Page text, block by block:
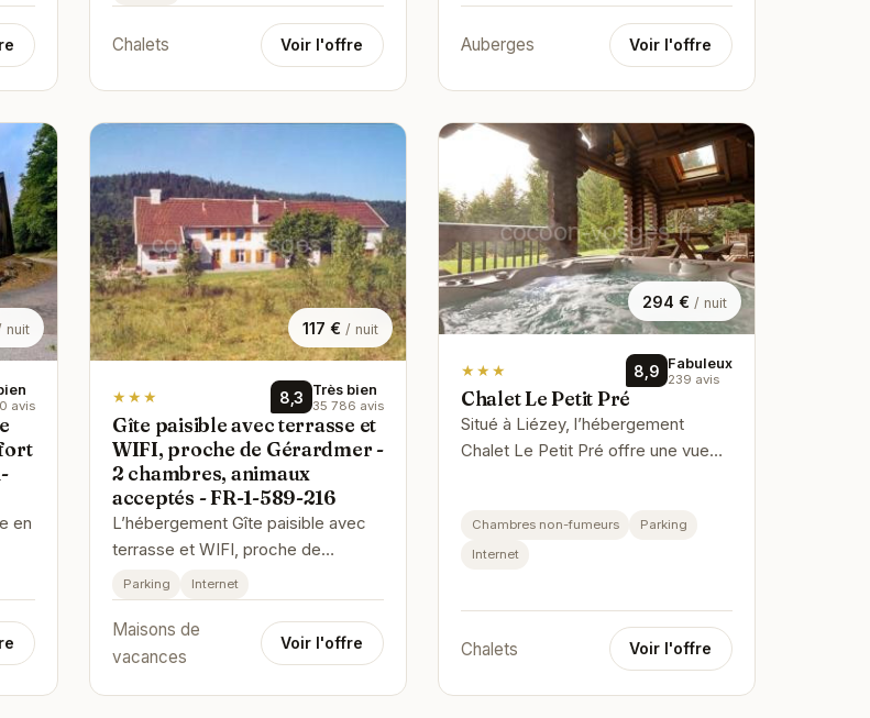
Chalets Voir l'offre Auberges Voir l'offre
nuit
avis
en
1-
117 € / nuit
★★★ 8,3 Très bien
35 786 avis
Gîte paisible avec terrasse et
WIFI, proche de Gérardmer -
2 chambres, animaux
acceptés - FR-1-589-216
L’hébergement Gîte paisible avec
terrasse et WIFI, proche de
Gérardmer - 2 chambres, animaux
acceptés - FR-1-589-216 vous
accueill…
Parking Internet
Maisons de
vacances
Voir l'offre
294 € / nuit
★★★ 8,9 Fabuleux
239 avis
Chalet Le Petit Pré
Situé à Liézey, l’hébergement
Chalet Le Petit Pré offre une vue
Chambres non-fumeurs
Parking
Internet
Chalets Voir l'offre